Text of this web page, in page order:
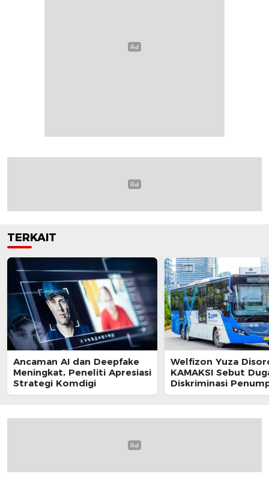
TERKAIT
Ancaman AI dan Deepfake
Meningkat, Peneliti Apresiasi
Strategi Komdigi
Welfizon Yuza
KAMAKSI Sebut
Diskriminasi
TransJakarta